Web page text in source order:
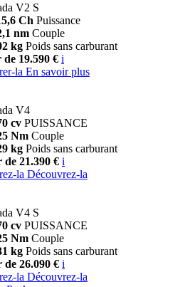
V2 S
Ch Puissance
nm Couple
kg Poids sans carburant
19.590 € i
la En savoir plus
V4
cv PUISSANCE
Nm Couple
kg Poids sans carburant
21.390 € i
la Découvrez-la
V4 S
cv PUISSANCE
Nm Couple
kg Poids sans carburant
26.090 € i
la Découvrez-la